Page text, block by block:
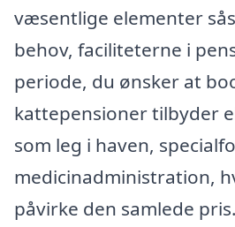
væsentlige elementer
behov, faciliteterne i
periode, du ønsker at
kattepensioner tilbyder
som leg i haven,
medicinadministration,
påvirke den samlede pris.